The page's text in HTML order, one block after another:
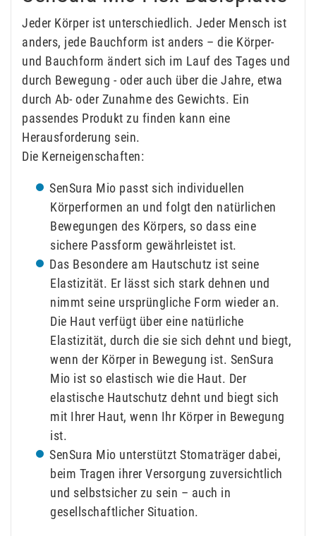
Jeder Körper ist unterschiedlich. Jeder Mensch ist
anders, jede Bauchform ist anders – die Körper-
und Bauchform ändert sich im Lauf des Tages und
durch Bewegung - oder auch über die Jahre, etwa
durch Ab- oder Zunahme des Gewichts. Ein
passendes Produkt zu finden kann eine
Herausforderung sein.
Die Kerneigenschaften:
SenSura Mio passt sich individuellen
Körperformen an und folgt den natürlichen
Bewegungen des Körpers, so dass eine
sichere Passform gewährleistet ist.
Das Besondere am Hautschutz ist seine
Elastizität. Er lässt sich stark dehnen und
nimmt seine ursprüngliche Form wieder an.
Die Haut verfügt über eine natürliche
Elastizität, durch die sie sich dehnt und biegt,
wenn der Körper in Bewegung ist. SenSura
Mio ist so elastisch wie die Haut. Der
elastische Hautschutz dehnt und biegt sich
mit Ihrer Haut, wenn Ihr Körper in Bewegung
ist.
SenSura Mio unterstützt Stomaträger dabei,
beim Tragen ihrer Versorgung zuversichtlich
und selbstsicher zu sein – auch in
gesellschaftlicher Situation.